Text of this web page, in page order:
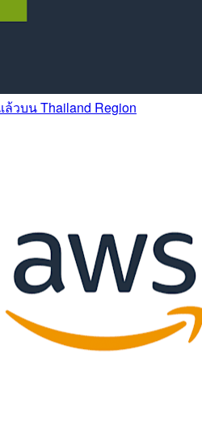
วบน Thailand Region